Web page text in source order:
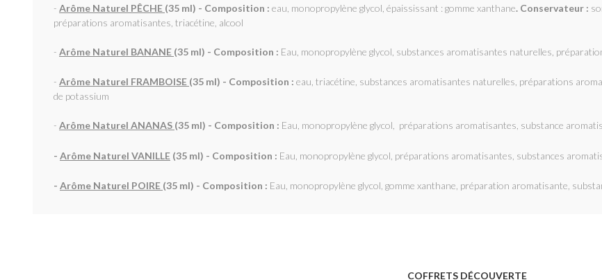
- Arôme Naturel PÊCHE (35 ml) - Composition : eau, monopropylène glycol, épaississant : gomme xanthane. Conservateur :
préparations aromatisantes, triacétine, alcool
- Arôme Naturel BANANE (35 ml) - Composition : Eau, monopropylène glycol, substances aromatisantes naturelles,
- Arôme Naturel FRAMBOISE (35 ml) - Composition : eau, triacétine, substances aromatisantes naturelles, préparations
de potassium
- Arôme Naturel ANANAS (35 ml) - Composition : Eau, monopropylène glycol, préparations aromatisantes, substance
- Arôme Naturel VANILLE (35 ml) - Composition : Eau, monopropylène glycol, préparations aromatisantes, substances
- Arôme Naturel POIRE (35 ml) - Composition : Eau, monopropylène glycol, gomme xanthane, préparation aromatisante,
COFFRETS DÉCOUVERTE